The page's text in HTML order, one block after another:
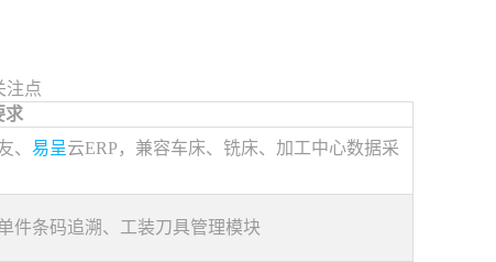
注点
求
、 易呈云ERP，兼容车床、铣床、加工中心数据采
件条码追溯、工装刀具管理模块